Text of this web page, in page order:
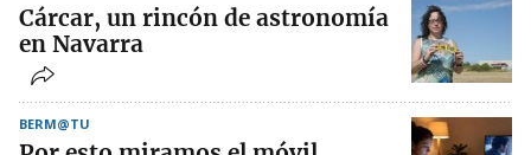
Cárcar, un rincón de astronomía
en Navarra
BERM@TU